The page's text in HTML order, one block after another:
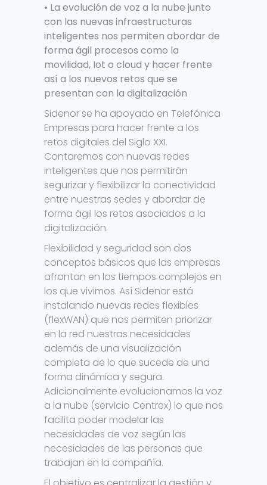
• La evolución de voz a la nube junto
con las nuevas infraestructuras
inteligentes nos permiten abordar de
forma ágil procesos como la
movilidad, Iot o cloud y hacer frente
así a los nuevos retos que se
presentan con la digitalización
Sidenor se ha apoyado en Telefónica
Empresas para hacer frente a los
retos digitales del Siglo XXI.
Contaremos con nuevas redes
inteligentes que nos permitirán
segurizar y flexibilizar la conectividad
entre nuestras sedes y abordar de
forma ágil los retos asociados a la
digitalización.
Flexibilidad y seguridad son dos
conceptos básicos que las empresas
afrontan en los tiempos complejos en
los que vivimos. Así Sidenor está
instalando nuevas redes flexibles
(flexWAN) que nos permiten priorizar
en la red nuestras necesidades
además de una visualización
completa de lo que sucede de una
forma dinámica y segura.
Adicionalmente evolucionamos la voz
a la nube (servicio Centrex) lo que nos
facilita poder modelar las
necesidades de voz según las
necesidades de las personas que
trabajan en la compañía.